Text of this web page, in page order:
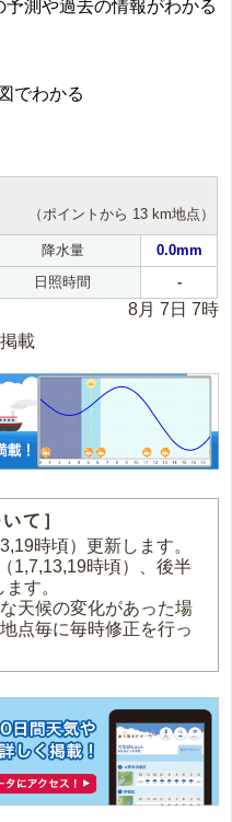
測や過去の情報がわかる
でわかる
（ポイントから 13 km地点）
降水量
0.0mm
日照時間 -
8月 7日 7時
載
て］
時頃）更新します。
1,7,13,19時頃）、後半
す。
天候の変化があった場
点毎に毎時修正を行っ